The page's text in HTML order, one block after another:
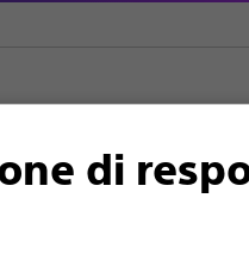
di
pacing Fineline II